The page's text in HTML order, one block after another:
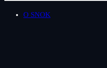
O SNOK